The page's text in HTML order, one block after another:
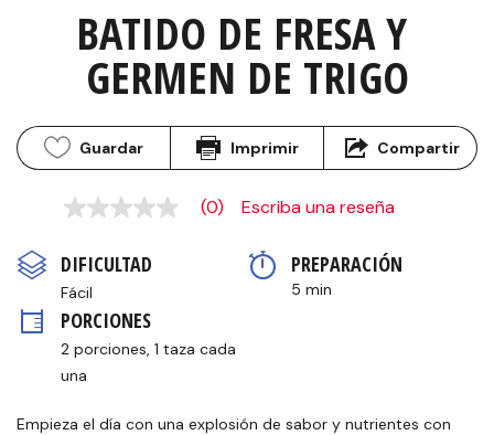
BATIDO DE FRESA Y
GERMEN DE TRIGO
Guardar Imprimir Compartir
Sin
en
la
misma
página.
(0) Escriba una reseña
DIFICULTAD
Fácil
PREPARACIÓN
5 min
PORCIONES
2 porciones, 1 taza cada
una
Empieza el día con una explosión de sabor y nutrientes con